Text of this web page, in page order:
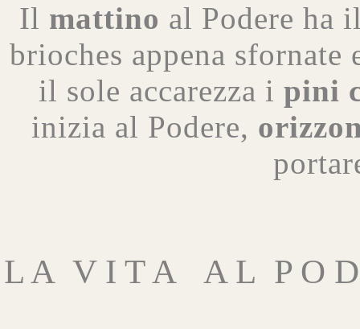
Il mattino al Podere ha
brioches appena
il sole accarezza ipini
inizia al Podere,
L A V I T A A L P O D